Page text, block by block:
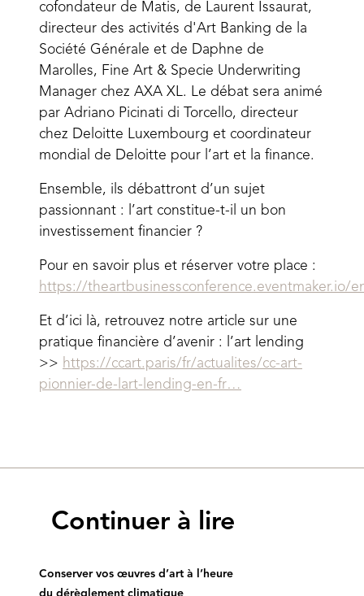
cofondateur de Matis, de Laurent Issaurat,
directeur des activités d'Art Banking de la
Société Générale et de Daphne de
Marolles, Fine Art & Specie Underwriting
Manager chez AXA XL. Le débat sera animé
par Adriano Picinati di Torcello, directeur
chez Deloitte Luxembourg et coordinateur
mondial de Deloitte pour l’art et la finance.
Ensemble, ils débattront d’un sujet
passionnant : l’art constitue-t-il un bon
investissement financier ?
Pour en savoir plus et réserver votre place :
https://theartbusinessconference.eventmaker.io/
Et d’ici là, retrouvez notre article sur une
pratique financière d’avenir : l’art lending
>> https://ccart.paris/fr/actualites/cc-art-
pionnier-de-lart-lending-en-fr…
Continuer à lire
Conserver vos œuvres d’art à l’heure